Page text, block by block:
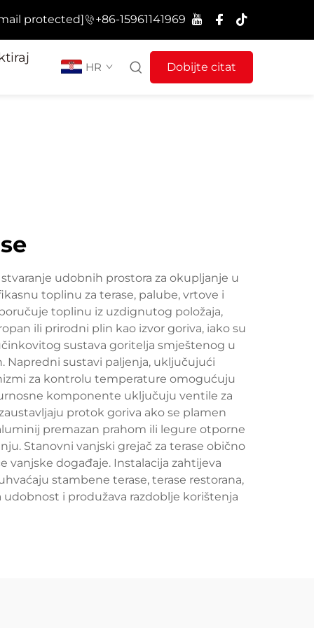
protected] +86-15961141969
HR Dobijte citat
udobnih prostora za okupljanje u
toplinu za terase, palube, vrtove i
toplinu iz uzdignutog položaja,
ili prirodni plin kao izvor goriva, iako su
sustava goritelja smještenog u
Napredni sustavi paljenja, uključujući
za kontrolu temperature omogućuju
komponente uključuju ventile za
protok goriva ako se plamen
premazan prahom ili legure otporne
Stanovni vanjski grejač za terase obično
vanjske događaje. Instalacija zahtijeva
stambene terase, terase restorana,
i produžava razdoblje korištenja